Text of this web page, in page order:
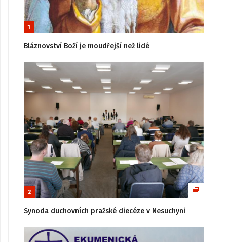
1
Bláznovství Boží je moudřejší než lidé
2
Synoda duchovních pražské diecéze v Nesuchyni